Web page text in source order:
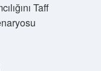
Taff